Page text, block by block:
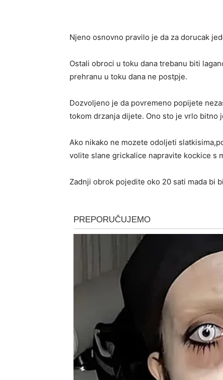
Njeno osnovno pravilo je da za dorucak
Ostali obroci u toku dana trebanu biti
prehranu u toku dana ne postpje.
Dozvoljeno je da povremeno popijete
tokom drzanja dijete. Ono sto je vrlo bitno
Ako nikako ne mozete odoljeti
volite slane grickalice napravite kockice s
Zadnji obrok pojedite oko 20 sati mada bi